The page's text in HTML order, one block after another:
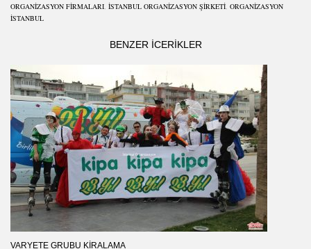
ORGANIZASYON FIRMALARI İSTANBUL ORGANIZASYON ŞIRKETI ORGANIZASYON
ISTANBUL
BENZER ICERIKLER
VARYETE GRUBU KIRALAMA